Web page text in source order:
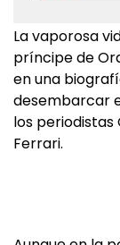
La vaporosa
príncipe de
en una
desembarcar
los periodistas
Ferrari.